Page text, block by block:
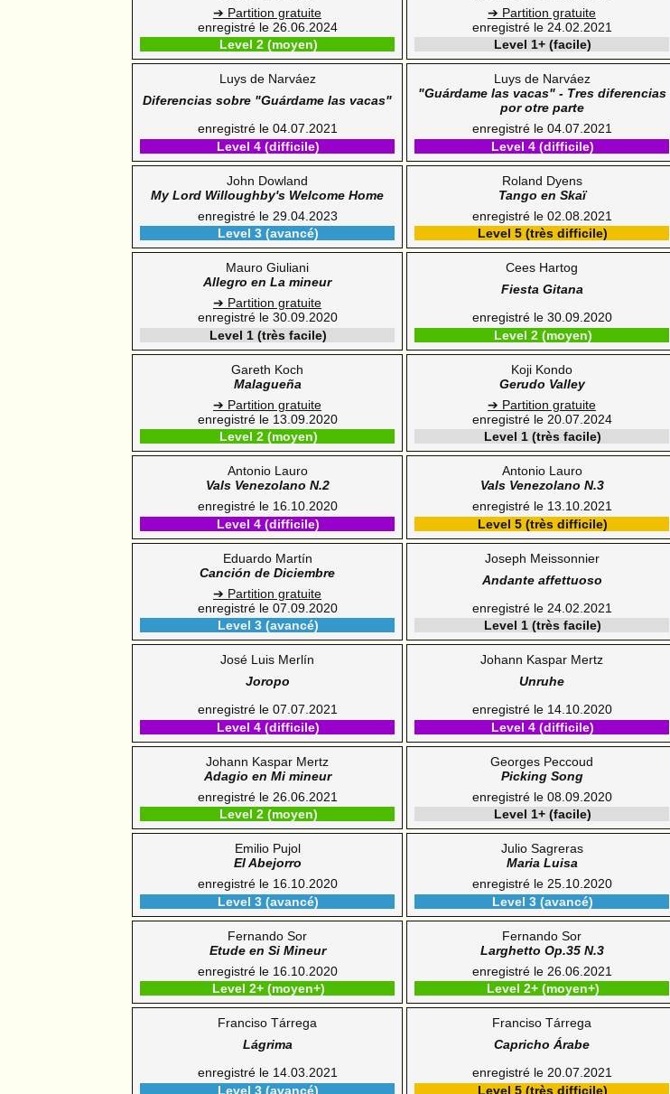
➔ Partition gratuite
enregistré le 26.06.2024
Level 2 (moyen)
➔ Partition gratuite
enregistré le 24.02.2021
Level 1+ (facile)
Luys de Narváez
Diferencias sobre "Guárdame las vacas"
enregistré le 04.07.2021
Level 4 (difficile)
Luys de Narváez
"Guárdame las vacas" - Tres diferencias
por otre parte
enregistré le 04.07.2021
Level 4 (difficile)
John Dowland
My Lord Willoughby's Welcome Home
enregistré le 29.04.2023
Level 3 (avancé)
Roland Dyens
Tango en Skaï
enregistré le 02.08.2021
Level 5 (très difficile)
Mauro Giuliani
Allegro en La mineur
➔ Partition gratuite
enregistré le 30.09.2020
Level 1 (très facile)
Cees Hartog
Fiesta Gitana
enregistré le 30.09.2020
Level 2 (moyen)
Gareth Koch
Malagueña
➔ Partition gratuite
enregistré le 13.09.2020
Level 2 (moyen)
Koji Kondo
Gerudo Valley
➔ Partition gratuite
enregistré le 20.07.2024
Level 1 (très facile)
Antonio Lauro
Vals Venezolano N.2
enregistré le 16.10.2020
Level 4 (difficile)
Antonio Lauro
Vals Venezolano N.3
enregistré le 13.10.2021
Level 5 (très difficile)
Eduardo Martín
Canción de Diciembre
➔ Partition gratuite
enregistré le 07.09.2020
Level 3 (avancé)
Joseph Meissonnier
Andante affettuoso
enregistré le 24.02.2021
Level 1 (très facile)
José Luis Merlín
Joropo
enregistré le 07.07.2021
Level 4 (difficile)
Johann Kaspar Mertz
Unruhe
enregistré le 14.10.2020
Level 4 (difficile)
Johann Kaspar Mertz
Adagio en Mi mineur
enregistré le 26.06.2021
Level 2 (moyen)
Georges Peccoud
Picking Song
enregistré le 08.09.2020
Level 1+ (facile)
Emilio Pujol
El Abejorro
enregistré le 16.10.2020
Level 3 (avancé)
Julio Sagreras
Maria Luisa
enregistré le 25.10.2020
Level 3 (avancé)
Fernando Sor
Etude en Si Mineur
enregistré le 16.10.2020
Level 2+ (moyen+)
Fernando Sor
Larghetto Op.35 N.3
enregistré le 26.06.2021
Level 2+ (moyen+)
Franciso Tárrega
Lágrima
enregistré le 14.03.2021
Level 3 (avancé)
Franciso Tárrega
Capricho Árabe
enregistré le 20.07.2021
Level 5 (très difficile)